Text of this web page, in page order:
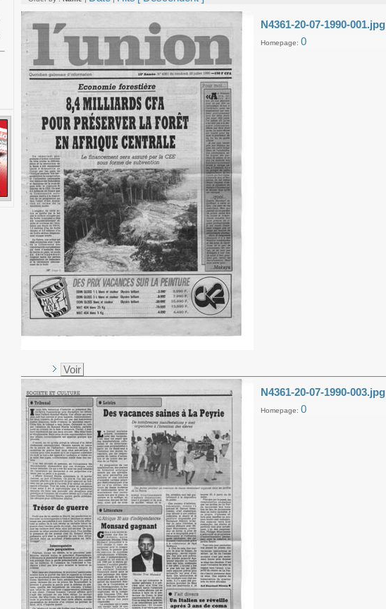
N4361-20-07-1990-001.jpg
Homepage: 0
Voir
N4361-20-07-1990-003.jpg
Homepage: 0